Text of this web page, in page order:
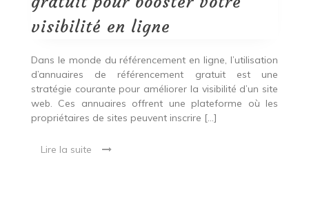
visibilité
visibilité en ligne
Dans le monde du référencement en ligne, l’utilisation
d’annuaires de référencement gratuit est une
stratégie courante pour améliorer la visibilité d’un site
web. Ces annuaires offrent une plateforme où les
propriétaires de sites peuvent inscrire […]
Lire la suite